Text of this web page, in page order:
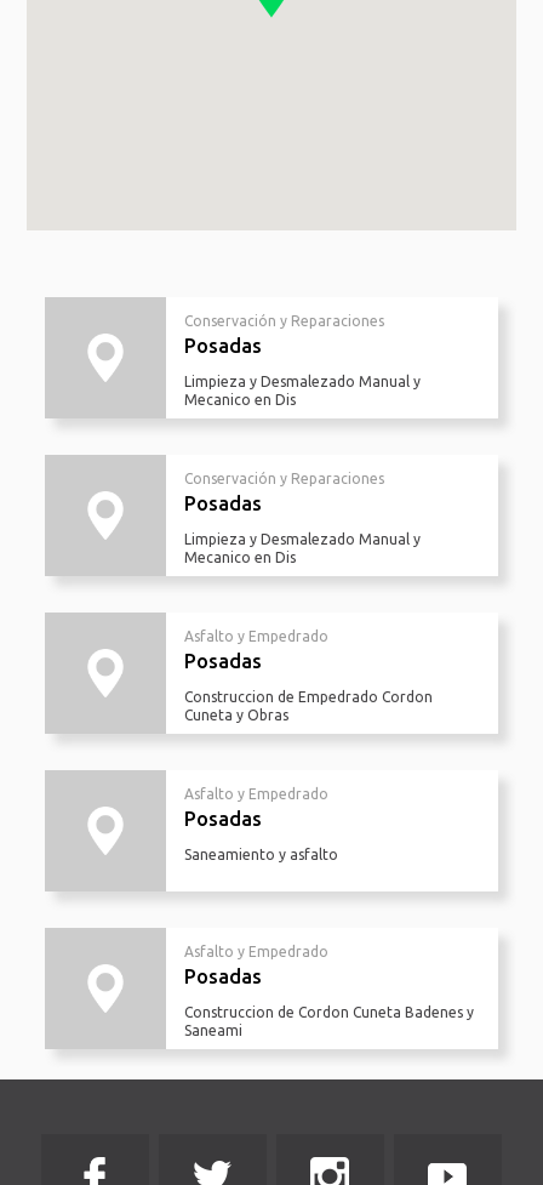
Conservación y Reparaciones
Posadas
Limpieza y Desmalezado Manual y
Mecanico en Dis
Conservación y Reparaciones
Posadas
Limpieza y Desmalezado Manual y
Mecanico en Dis
Asfalto y Empedrado
Posadas
Construccion de Empedrado Cordon
Cuneta y Obras
Asfalto y Empedrado
Posadas
Saneamiento y asfalto
Asfalto y Empedrado
Posadas
Construccion de Cordon Cuneta Badenes y
Saneami